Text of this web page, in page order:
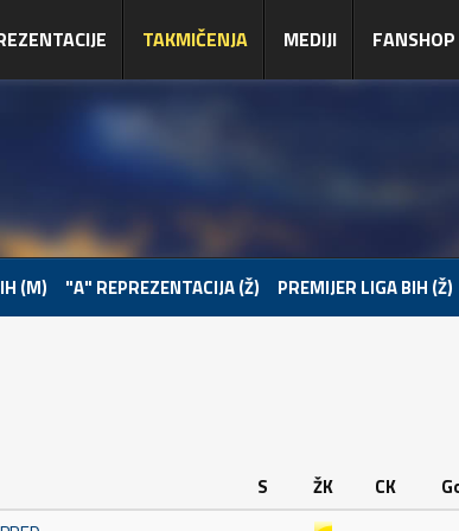
TAKMIČENJA MEDIJI FANSHOP
(M) "A" REPREZENTACIJA (Ž) PREMIJER LIGA BIH (Ž)
S ŽK CK